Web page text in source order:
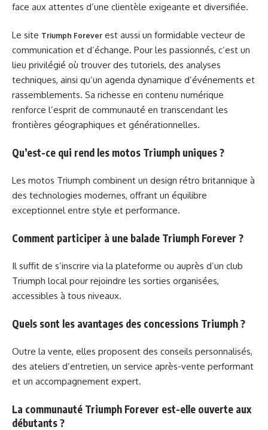
face aux attentes d’une clientèle exigeante et diversifiée.
Le site Triumph Forever est aussi un formidable vecteur de
communication et d’échange. Pour les passionnés, c’est un
lieu privilégié où trouver des tutoriels, des analyses
techniques, ainsi qu’un agenda dynamique d’événements et
rassemblements. Sa richesse en contenu numérique
renforce l’esprit de communauté en transcendant les
frontières géographiques et générationnelles.
Qu’est-ce qui rend les motos Triumph uniques ?
Les motos Triumph combinent un design rétro britannique à
des technologies modernes, offrant un équilibre
exceptionnel entre style et performance.
Comment participer à une balade Triumph Forever ?
Il suffit de s’inscrire via la plateforme ou auprès d’un club
Triumph local pour rejoindre les sorties organisées,
accessibles à tous niveaux.
Quels sont les avantages des concessions Triumph ?
Outre la vente, elles proposent des conseils personnalisés,
des ateliers d’entretien, un service après-vente performant
et un accompagnement expert.
La communauté Triumph Forever est-elle ouverte aux
débutants ?